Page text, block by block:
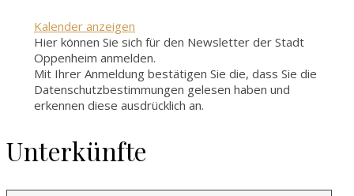
Kalender anzeigen
Hier können Sie sich für den Newsletter der Stadt
Oppenheim anmelden.
Mit Ihrer Anmeldung bestätigen Sie die, dass Sie die
Datenschutzbestimmungen gelesen haben und
erkennen diese ausdrücklich an.
Unterkünfte